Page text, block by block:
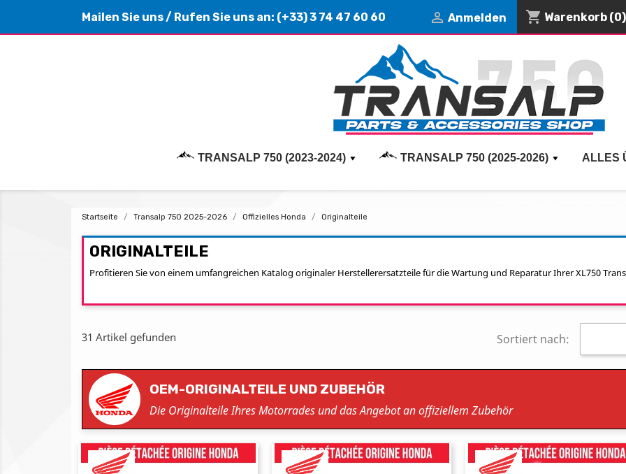
Mailen Sie uns/ Rufen Sie uns an: (+33) 3 74 47 60 60  Anmelden shopping_cart Warenkorb (0)
TRANSALP 750 (2023-2024) TRANSALP 750 (2025-2026) ALLES
Startseite Transalp 750 2025-2026 Offizielles Honda Originalteile
ORIGINALTEILE
Profitieren Sie von einem umfangreichen Katalog originaler Herstellerersatzteile für die Wartung und Reparatur Ihrer XL750
31 Artikel gefunden Sortiert nach:
OEM-ORIGINALTEILE UND ZUBEHÖR
Die Originalteile Ihres Motorrades und das Angebot an offiziellem Zubehör